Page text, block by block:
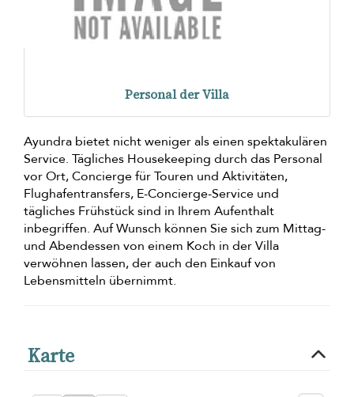
Personal der Villa
Ayundra bietet nicht weniger als einen spektakulären
Service. Tägliches Housekeeping durch das Personal
vor Ort, Concierge für Touren und Aktivitäten,
Flughafentransfers, E-Concierge-Service und
tägliches Frühstück sind in Ihrem Aufenthalt
inbegriffen. Auf Wunsch können Sie sich zum Mittag-
und Abendessen von einem Koch in der Villa
verwöhnen lassen, der auch den Einkauf von
Lebensmitteln übernimmt.
Karte